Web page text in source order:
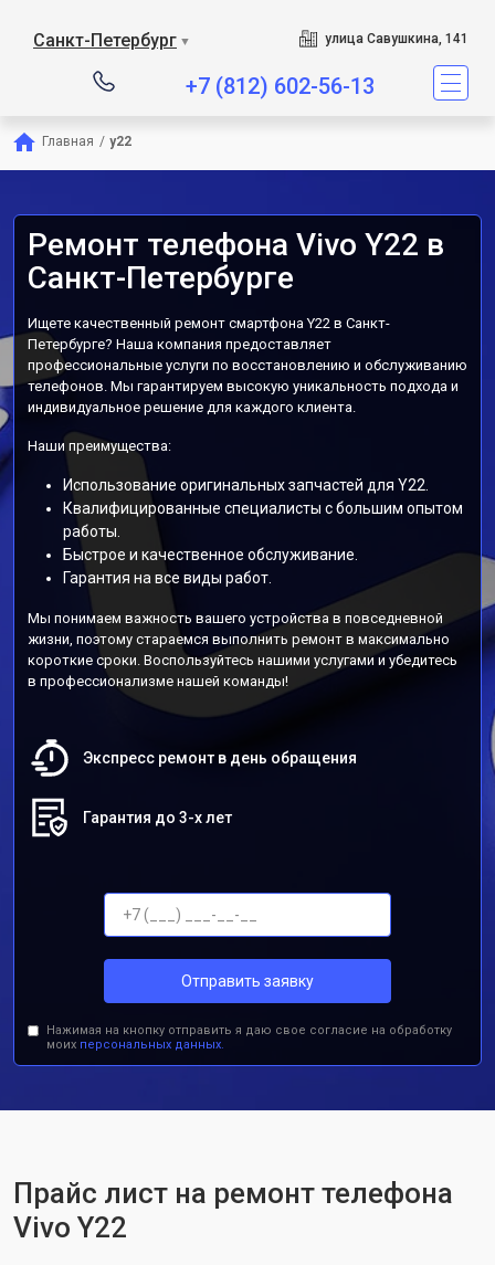
Санкт-Петербург ▼ улица Савушкина, 141
+7 (812) 602-56-13
Главная / y22
Ремонт телефона Vivo Y22 в
Санкт-Петербурге
Ищете качественный ремонт смартфона Y22 в Санкт-
Петербурге? Наша компания предоставляет
профессиональные услуги по восстановлению и обслуживанию
телефонов. Мы гарантируем высокую уникальность подхода и
индивидуальное решение для каждого клиента.
Наши преимущества:
Использование оригинальных запчастей для Y22.
Квалифицированные специалисты с большим опытом
работы.
Быстрое и качественное обслуживание.
Гарантия на все виды работ.
Мы понимаем важность вашего устройства в повседневной
жизни, поэтому стараемся выполнить ремонт в максимально
короткие сроки. Воспользуйтесь нашими услугами и убедитесь
в профессионализме нашей команды!
Экспресс ремонт в день обращения
Гарантия до 3-х лет
Отправить заявку
Нажимая на кнопку отправить я даю свое согласие на обработку
моих персональных данных.
Прайс лист на ремонт телефона
Vivo Y22